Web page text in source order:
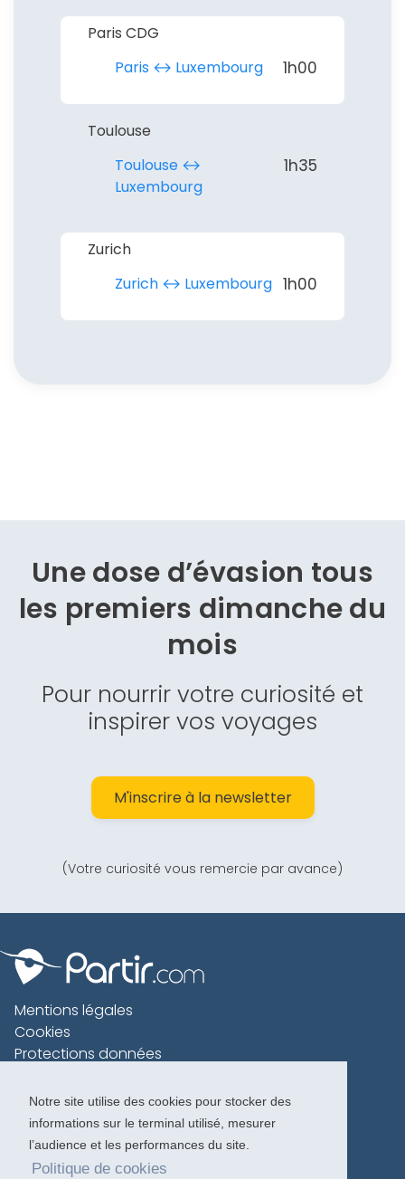
Notre site utilise des cookies pour stocker des
informations sur le terminal utilisé, mesurer
l’audience et les performances du site.
Politique de cookies
Paris CDG
Paris ↔︎ Luxembourg
1h00
Toulouse
Toulouse ↔︎
Luxembourg
1h35
Zurich
Zurich ↔︎ Luxembourg 1h00
Une dose d’évasion tous
les premiers dimanche du
mois
Pour nourrir votre curiosité et
inspirer vos voyages
M'inscrire à la newsletter
(Votre curiosité vous remercie par avance)
Mentions légales
Cookies
Protections données
Charte voyageur
Copyright 1996-2026